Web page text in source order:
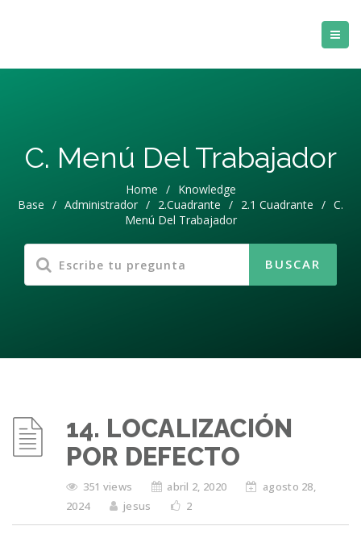
C. Menú Del Trabajador
Home /
Knowledge
Base / Administrador / 2.Cuadrante / 2.1 Cuadrante / C.
Menú Del Trabajador
14. LOCALIZACIÓN
POR DEFECTO
351 views abril 2, 2020
agosto 28,
2024
jesus 2